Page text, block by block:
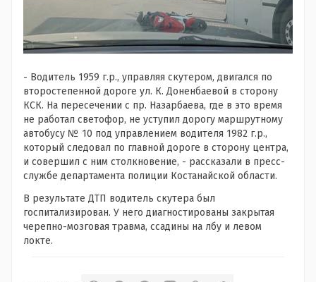
- Водитель 1959 г.р., управляя скутером, двигался по
второстепенной дороге ул. К. Доненбаевой в сторону
КСК. На пересечении с пр. Назарбаева, где в это время
не работал светофор, не уступил дорогу маршрутному
автобусу № 10 под управлением водителя 1982 г.р.,
который следовал по главной дороге в сторону центра,
и совершил с ним столкновение, - рассказали в пресс-
службе департамента полиции Костанайской области.
В результате ДТП водитель скутера был
госпитализирован. У него диагностированы закрытая
черепно-мозговая травма, ссадины на лбу и левом
локте.